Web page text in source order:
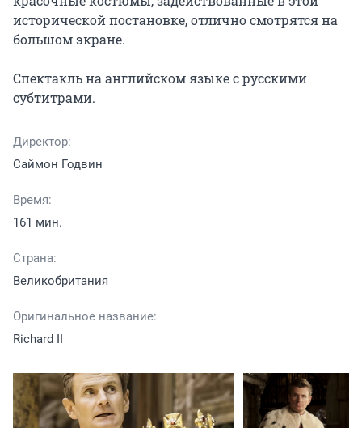
исторической постановке, отлично смотрятся на
большом экране.
Спектакль на английском языке с русскими
субтитрами.
Директор:
Саймон Годвин
Время:
161 мин.
Страна:
Великобритания
Оригинальное название:
Richard II